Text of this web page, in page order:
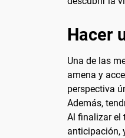
Hacer
Una de las
amena y
perspectiva
Además,
Al finalizar el
anticipación,